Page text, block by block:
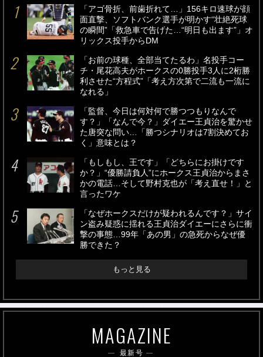
「アゴ骨折、前歯折れて…」156キロ速球が顔
面直撃、ソフトバンク選手が明かす“壮絶死球
の瞬間”「救急車で告げた…“明日も出ます”」オ
リックス投手からDM
「お前の球種、全部当てたるわ」名投手コー
チ・尾花高夫がホークスの0勝投手3人に2桁勝
利させた“方程式”「考え方次第で二流も一流に
なれる」
「監督、今日は何対何で勝つつもりなんで
す？」「なんで今？」ダイエー王貞治を驚かせ
た唐突な問い…「勝つシナリオは7割決めてお
く」意味とは？
「もしもし、王です」「どちらにお掛けです
か？」“優勝請負人”にホークス王貞治からまさ
かの電話…そして野村克也が「考え直せ！」と
言ったワケ
「なぜホークスだけが疑われるんです？」サイ
ン盗み疑惑に揺れる王貞治ダイエーにさらに衝
撃の事態…99年「あの男」の急死からなぜ優
勝できた？
もっと見る
MAGAZINE
最新号